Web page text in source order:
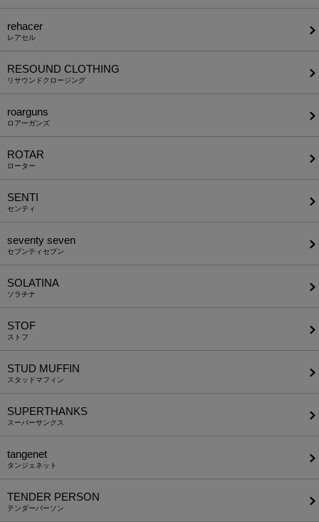
rehacer
レアセル
RESOUND CLOTHING
リサウンドクロージング
roarguns
ロアーガンズ
ROTAR
ローター
SENTI
センティ
seventy seven
セブンティセブン
SOLATINA
ソラチナ
STOF
ストフ
STUD MUFFIN
スタッドマフィン
SUPERTHANKS
スーパーサンクス
tangenet
タンジェネット
TENDER PERSON
テンダーパーソン